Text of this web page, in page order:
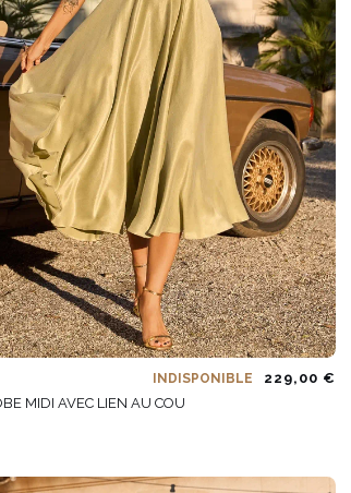
CATÉGORIES
POPULAIRES
POUR LE MARIAGE
NOUVEAUTÉS
PLUS
DÉCOUVREZ LES
NOUVEAUTÉS
INDISPONIBLE
229,00 €
MIDI AVEC LIEN AU COU